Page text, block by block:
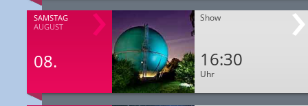
SAMSTAG
AUGUST
08.
Show
16:30
Uhr